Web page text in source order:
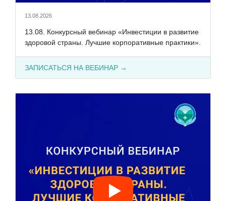
13.08.2026
13.08. Конкурсный вебинар «Инвестиции в развитие
здоровой страны. Лучшие корпоративные практики».
ЗАПИСАТЬСЯ НА ВЕБИНАР →